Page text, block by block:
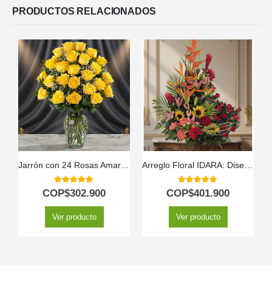
PRODUCTOS RELACIONADOS
Jarrón con 24 Rosas Amarillas
5.00out of 5
COP$302.900
Ver producto
Arreglo Floral IDARA: Diseño Exclusivo con Rosas y Flores Exóticas ⚜️
5.00out of 5
COP$401.900
Ver producto